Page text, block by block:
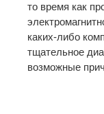
то время как
каких-либо
тщательное
возможные